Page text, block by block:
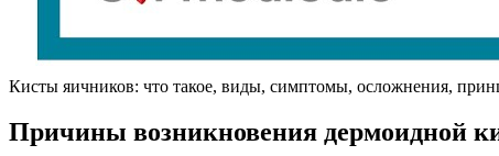
Кисты яичников: что такое, виды, симптомы, осложнения,
Причины возникновения дермоидной